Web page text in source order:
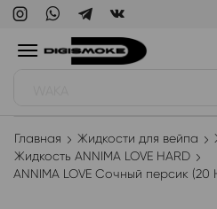
Главная Жидкости для вейпа
Жидкость ANNIMA LOVE HARD
ANNIMA LOVE Сочный персик (20